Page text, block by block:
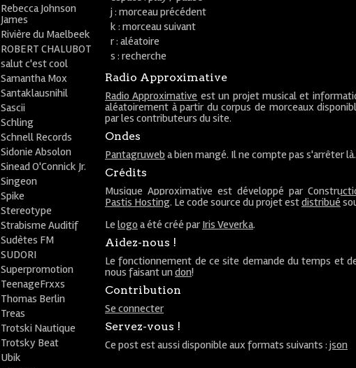
j : morceau précédent
k : morceau suivant
r : aléatoire
s : recherche
Radio Approximative
Radio Approximative est un projet musical et
aléatoirement à partir du corpus de morceaux
par les contributeurs du site.
Ondes
Pantagruweb a bien mangé. Il ne compte pas s'arrêter là.
Crédits
Musique Approximative est développé par
Pastis Hosting. Le code source du projet estdistribué
Le logo a été créé par Iris Veverka.
Aidez-nous !
Le fonctionnement de ce site demande du temps et
nous faisant undon!
Contribution
Se connecter
Servez-vous !
Ce post est aussi disponible aux formats suivants : json
Rebecca Johnson
James
Rivière du Maelbeek
ROBERT CHALUBOT
salut c'est cool
Samantha Mox
Santaklausnihil
Sascii
Schling
Schnell Records
Sidonie Absolon
Sinead O'Connick Jr.
Singeon
Spike
Stereotype
Strabisme Auditif
Sudètes FM
SUDORI
Superpromotion
TeenageFrxxs
Thomas Berlin
Treas
Trotski Nautique
Trotsky Beat
Ubik